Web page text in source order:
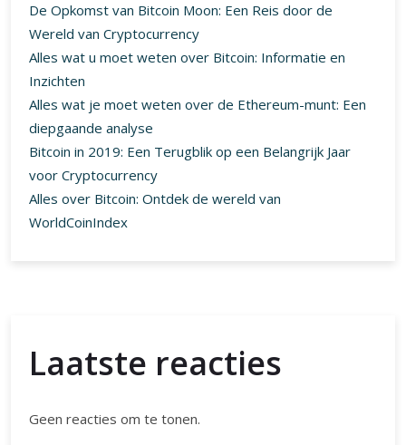
De Opkomst van Bitcoin Moon: Een Reis door de
Wereld van Cryptocurrency
Alles wat u moet weten over Bitcoin: Informatie en
Inzichten
Alles wat je moet weten over de Ethereum-munt: Een
diepgaande analyse
Bitcoin in 2019: Een Terugblik op een Belangrijk Jaar
voor Cryptocurrency
Alles over Bitcoin: Ontdek de wereld van
WorldCoinIndex
Laatste reacties
Geen reacties om te tonen.